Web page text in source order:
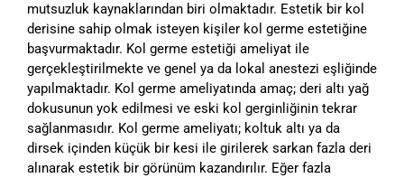
mutsuzluk kaynaklarından biri olmaktadır. Estetik bir kol
derisine sahip olmak isteyen kişiler kol germe estetiğine
başvurmaktadır. Kol germe estetiği ameliyat ile
gerçekleştirilmekte ve genel ya da lokal anestezi eşliğinde
yapılmaktadır. Kol germe ameliyatında amaç; deri altı yağ
dokusunun yok edilmesi ve eski kol gerginliğinin tekrar
sağlanmasıdır. Kol germe ameliyatı; koltuk altı ya da
dirsek içinden küçük bir kesi ile girilerek sarkan fazla deri
alınarak estetik bir görünüm kazandırılır. Eğer fazla